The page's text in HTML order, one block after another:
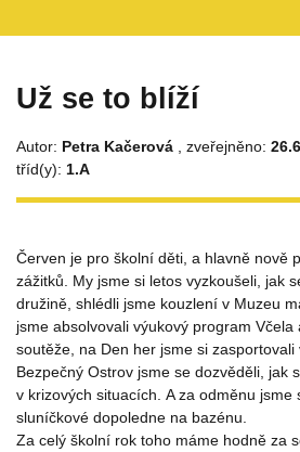
Už se to blíží
Autor: Petra Kačerová , zveřejněno:
tříd(y): 1.A
Červen je pro školní děti, a hlavně nově
zážitků. My jsme si letos vyzkoušeli, jak
družině, shlédli jsme kouzlení v Muzeu
jsme absolvovali výukový program
soutěže, na Den her jsme si
Bezpečný Ostrov jsme se dozvěděli, jak
v krizových situacích. A za odměnu jsme
sluníčkové dopoledne na bazénu.
Za celý školní rok toho máme hodně za